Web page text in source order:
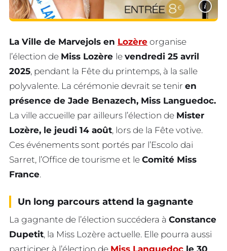
i
La Ville de Marvejols en Lozère organise
l’élection de Miss Lozère le vendredi 25 avril
2025, pendant la Fête du printemps, à la salle
polyvalente. La cérémonie devrait se tenir en
présence de Jade Benazech, Miss Languedoc.
La ville accueille par ailleurs l’élection de Mister
Lozère, le jeudi 14 août, lors de la Fête votive.
Ces événements sont portés par l’Escolo dai
Sarret, l’Office de tourisme et le Comité Miss
France.
Un long parcours attend la gagnante
La gagnante de l’élection succédera à Constance
Dupetit, la Miss Lozère actuelle. Elle pourra aussi
participer à l’élection de Miss Languedoc le 30